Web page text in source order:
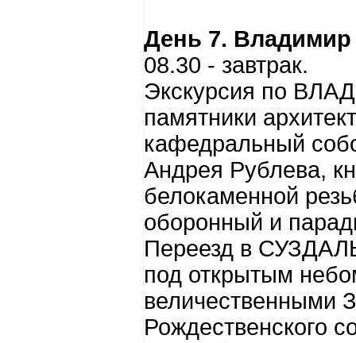
День 7. Владимир
08.30 - завтрак.
Экскурсия по
памятники
кафедральный
Андрея Рублева,
белокаменной
оборонный и
Переезд в
под открытым
величественными
Рождественского